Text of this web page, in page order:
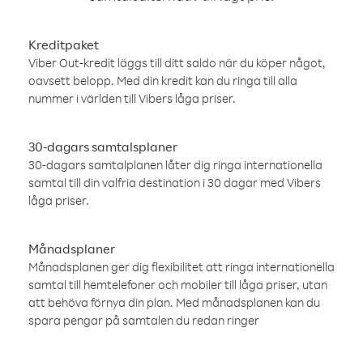
Kreditpaket
Viber Out-kredit läggs till ditt saldo när du köper något,
oavsett belopp. Med din kredit kan du ringa till alla
nummer i världen till Vibers låga priser.
30-dagars samtalsplaner
30-dagars samtalplanen låter dig ringa internationella
samtal till din valfria destination i 30 dagar med Vibers
låga priser.
Månadsplaner
Månadsplanen ger dig flexibilitet att ringa internationella
samtal till hemtelefoner och mobiler till låga priser, utan
att behöva förnya din plan. Med månadsplanen kan du
spara pengar på samtalen du redan ringer